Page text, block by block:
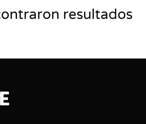
resultados